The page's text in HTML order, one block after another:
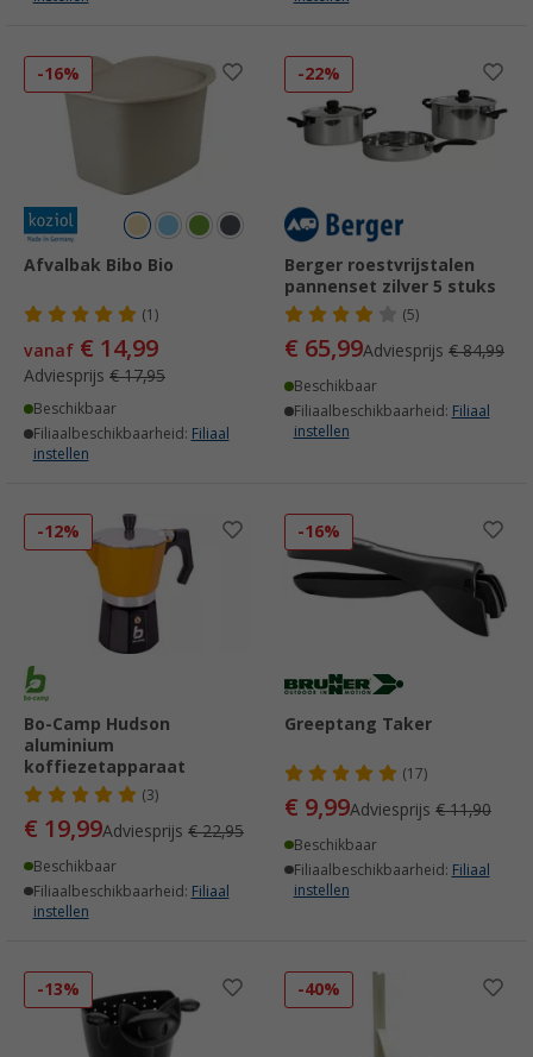
-16%
Afvalbak Bibo Bio
(1)
vanaf € 14,99
Adviesprijs € 17,95
Beschikbaar
Filiaalbeschikbaarheid: Filiaal
instellen
-22%
Berger roestvrijstalen
pannenset zilver 5 stuks
(5)
€ 65,99Adviesprijs € 84,99
Beschikbaar
Filiaalbeschikbaarheid: Filiaal
instellen
-12%
Bo-Camp Hudson
aluminium
koffiezetapparaat
(3)
€ 19,99Adviesprijs € 22,95
Beschikbaar
Filiaalbeschikbaarheid: Filiaal
instellen
-16%
Greeptang Taker
(17)
€ 9,99Adviesprijs € 11,90
Beschikbaar
Filiaalbeschikbaarheid: Filiaal
instellen
-13% -40%